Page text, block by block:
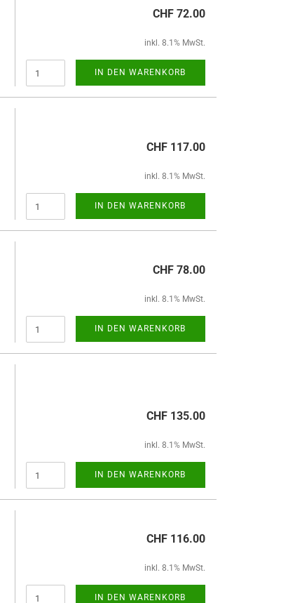
CHF 72.00
inkl. 8.1% MwSt.
IN DEN WARENKORB
CHF 117.00
inkl. 8.1% MwSt.
IN DEN WARENKORB
CHF 78.00
inkl. 8.1% MwSt.
IN DEN WARENKORB
CHF 135.00
inkl. 8.1% MwSt.
IN DEN WARENKORB
CHF 116.00
inkl. 8.1% MwSt.
IN DEN WARENKORB